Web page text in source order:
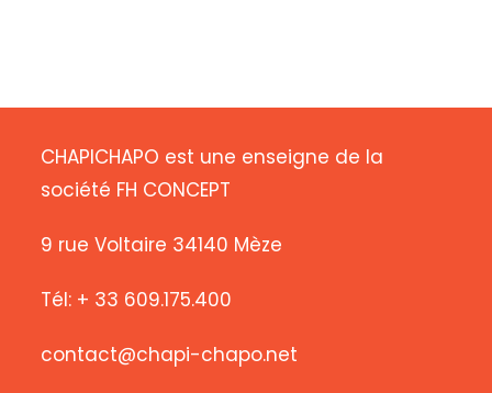
CHAPICHAPO est une enseigne de la
société FH CONCEPT
9 rue Voltaire 34140 Mèze
Tél: + 33 609.175.400
contact@chapi-chapo.net